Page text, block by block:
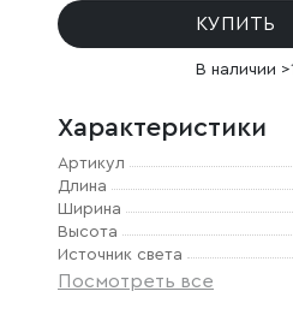
КУПИТЬ
В наличии
Характеристики
Артикул
Длина
Ширина
Высота
Источник света
Посмотреть все